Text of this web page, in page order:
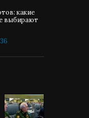
какие
выбирают